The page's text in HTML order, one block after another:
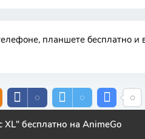
планшете бесплатно и
бесплатно на AnimeGo